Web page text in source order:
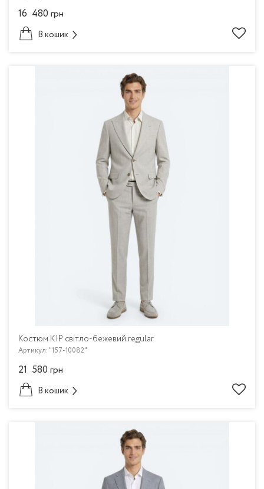
16 480грн
В кошик
Костюм KIP світло-бежевий regular
Артикул: "157-10082"
21 580грн
В кошик